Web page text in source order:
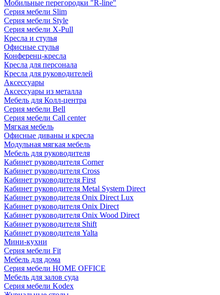
Мобильные перегородки "R-line"
Серия мебели Slim
Серия мебели Style
Серия мебели X-Pull
Кресла и стулья
Офисные стулья
Конференц-кресла
Кресла для персонала
Кресла для руководителей
Аксессуары
Аксессуары из металла
Мебель для Колл-центра
Серия мебели Bell
Серия мебели Call center
Мягкая мебель
Офисные диваны и кресла
Модульная мягкая мебель
Мебель для руководителя
Кабинет руководителя Corner
Кабинет руководителя Cross
Кабинет руководителя First
Кабинет руководителя Metal System Direct
Кабинет руководителя Onix Direct Lux
Кабинет руководителя Onix Direct
Кабинет руководителя Onix Wood Direct
Кабинет руководителя Shift
Кабинет руководителя Yalta
Мини-кухни
Серия мебели Fit
Мебель для дома
Серия мебели HOME OFFICE
Мебель для залов суда
Серия мебели Kodex